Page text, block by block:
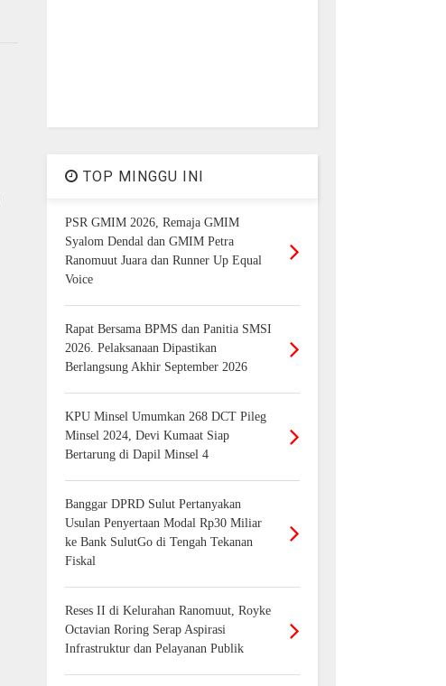
TOP MINGGU INI
PSR GMIM 2026, Remaja GMIM
Syalom Dendal dan GMIM Petra
Ranomuut Juara dan Runner Up Equal
Voice
Rapat Bersama BPMS dan Panitia SMSI
2026. Pelaksanaan Dipastikan
Berlangsung Akhir September 2026
KPU Minsel Umumkan 268 DCT Pileg
Minsel 2024, Devi Kumaat Siap
Bertarung di Dapil Minsel 4
Banggar DPRD Sulut Pertanyakan
Usulan Penyertaan Modal Rp30 Miliar
ke Bank SulutGo di Tengah Tekanan
Fiskal
Reses II di Kelurahan Ranomuut, Royke
Octavian Roring Serap Aspirasi
Infrastruktur dan Pelayanan Publik